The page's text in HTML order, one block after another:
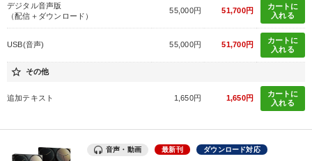
デジタル音声版
（配信＋ダウンロード）
55,000円 51,700円
カートに
入れる
USB(音声) 55,000円 51,700円
カートに
入れる
star_border その他
追加テキスト 1,650円 1,650円
カートに
入れる
音声・動画 最新刊 ダウンロード対応